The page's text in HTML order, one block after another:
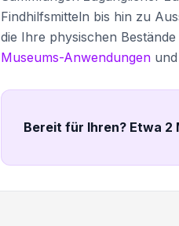
Findhilfsmitteln bis hin zu
die Ihre physischen
Museums-Anwendungen
Bereit für Ihren? Etwa 2